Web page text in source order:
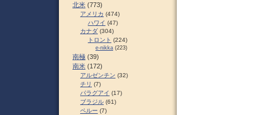
北米 (773)
アメリカ (474)
ハワイ (47)
カナダ (304)
トロント (224)
e-nikka (223)
南極 (39)
南米 (172)
アルゼンチン (32)
チリ (7)
パラグアイ (17)
ブラジル (61)
ペルー (7)